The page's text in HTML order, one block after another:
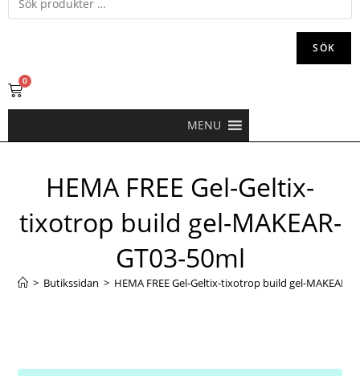
SÖK
0
MENU
HEMA FREE Gel-Geltix-
tixotrop build gel-MAKEAR-
GT03-50ml
> Butikssidan > HEMA FREE Gel-Geltix-tixotrop build gel-MAKEAR-